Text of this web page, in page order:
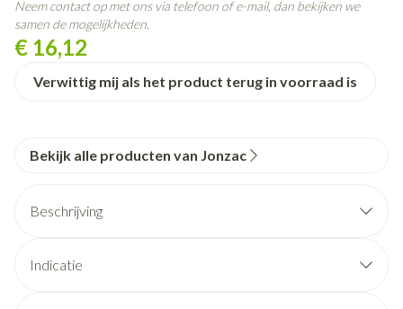
€ 16,12
Verwittig mij als het product terug in voorraad is
Neem contact op met ons via telefoon of e-mail, dan bekijken we
samen de mogelijkheden.
Bekijk alle producten van Jonzac
Beschrijving
Indicatie